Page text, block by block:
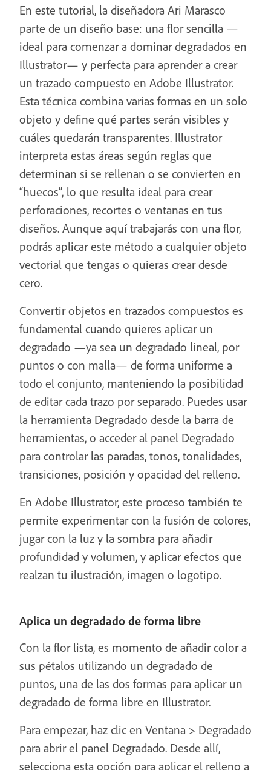
En este tutorial, la diseñadora Ari Marasco
parte de un diseño base: una flor sencilla —
ideal para comenzar a dominar degradados en
Illustrator— y perfecta para aprender a crear
un trazado compuesto en Adobe Illustrator.
Esta técnica combina varias formas en un solo
objeto y define qué partes serán visibles y
cuáles quedarán transparentes. Illustrator
interpreta estas áreas según reglas que
determinan si se rellenan o se convierten en
“huecos”, lo que resulta ideal para crear
perforaciones, recortes o ventanas en tus
diseños. Aunque aquí trabajarás con una flor,
podrás aplicar este método a cualquier objeto
vectorial que tengas o quieras crear desde
cero.
Convertir objetos en trazados compuestos es
fundamental cuando quieres aplicar un
degradado —ya sea un degradado lineal, por
puntos o con malla— de forma uniforme a
todo el conjunto, manteniendo la posibilidad
de editar cada trazo por separado. Puedes usar
la herramienta Degradado desde la barra de
herramientas, o acceder al panel Degradado
para controlar las paradas, tonos, tonalidades,
transiciones, posición y opacidad del relleno.
En Adobe Illustrator, este proceso también te
permite experimentar con la fusión de colores,
jugar con la luz y la sombra para añadir
profundidad y volumen, y aplicar efectos que
realzan tu ilustración, imagen o logotipo.
Aplica un degradado de forma libre
Con la flor lista, es momento de añadir color a
sus pétalos utilizando un degradado de
puntos, una de las dos formas para aplicar un
degradado de forma libre en Illustrator.
Para empezar, haz clic en Ventana > Degradado
para abrir el panel Degradado. Desde allí,
selecciona esta opción para aplicar el relleno a